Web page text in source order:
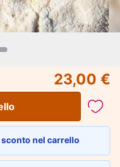
23,00 €
nel carrello